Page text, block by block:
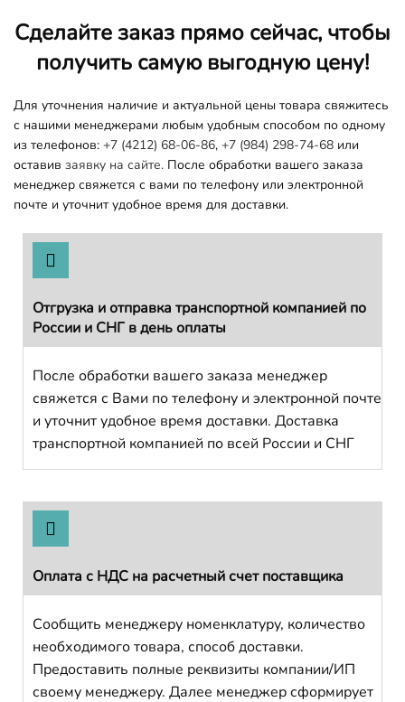
Сделайте заказ прямо сейчас, чтобы
получить самую выгодную цену!
Для уточнения наличие и актуальной цены товара свяжитесь
с нашими менеджерами любым удобным способом по одному
из телефонов: +7 (4212) 68-06-86, +7 (984) 298-74-68 или
оставив заявку на сайте. После обработки вашего заказа
менеджер свяжется с вами по телефону или электронной
почте и уточнит удобное время для доставки.
Отгрузка и отправка транспортной компанией по
России и СНГ в день оплаты
После обработки вашего заказа менеджер
свяжется с Вами по телефону и электронной почте
и уточнит удобное время доставки. Доставка
транспортной компанией по всей России и СНГ
Оплата с НДС на расчетный счет поставщика
Сообщить менеджеру номенклатуру, количество
необходимого товара, способ доставки.
Предоставить полные реквизиты компании/ИП
своему менеджеру. Далее менеджер сформирует